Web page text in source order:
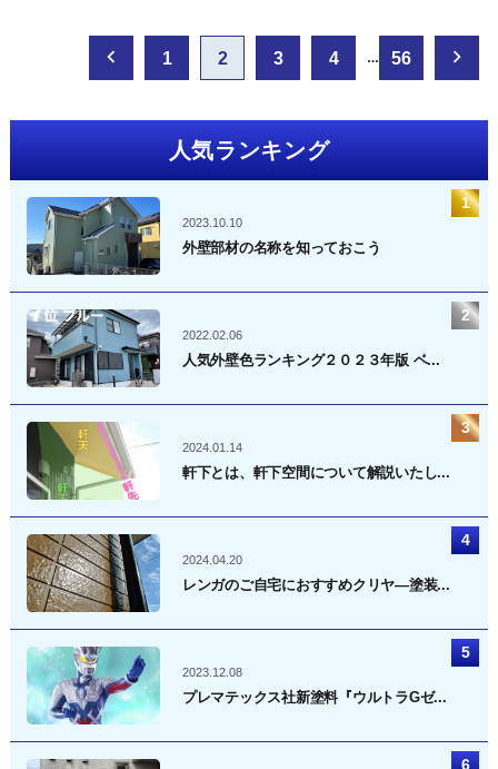
ペ
ジ
送
り
1 2 3 4 … 56
人気ランキング
2023.10.10
外壁部材の名称を知っておこう
2022.02.06
人気外壁色ランキング２０２３年版 ベ...
2024.01.14
軒下とは、軒下空間について解説いたし...
2024.04.20
レンガのご自宅におすすめクリヤ―塗装...
2023.12.08
プレマテックス社新塗料『ウルトラGゼ...